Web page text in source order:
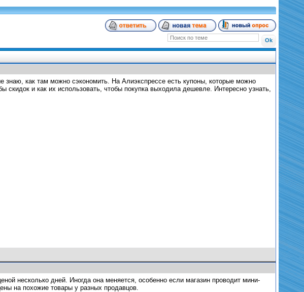
как там можно сэкономить. На Алиэкспрессе есть купоны, которые можно
скидок и как их использовать, чтобы покупка выходила дешевле. Интересно узнать,
несколько дней. Иногда она меняется, особенно если магазин проводит мини-
на похожие товары у разных продавцов.